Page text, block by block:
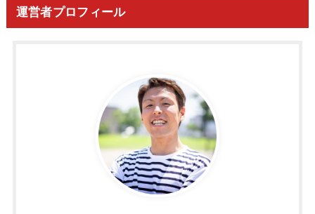
運営者プロフィール